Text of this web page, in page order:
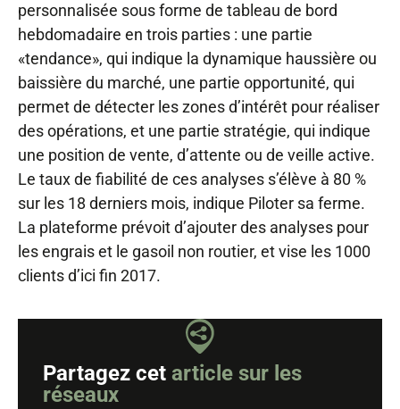
personnalisée sous forme de tableau de bord
hebdomadaire en trois parties : une partie
«tendance», qui indique la dynamique haussière ou
baissière du marché, une partie opportunité, qui
permet de détecter les zones d’intérêt pour réaliser
des opérations, et une partie stratégie, qui indique
une position de vente, d’attente ou de veille active.
Le taux de fiabilité de ces analyses s’élève à 80 %
sur les 18 derniers mois, indique Piloter sa ferme.
La plateforme prévoit d’ajouter des analyses pour
les engrais et le gasoil non routier, et vise les 1000
clients d’ici fin 2017.
Partagez cet article sur les
réseaux